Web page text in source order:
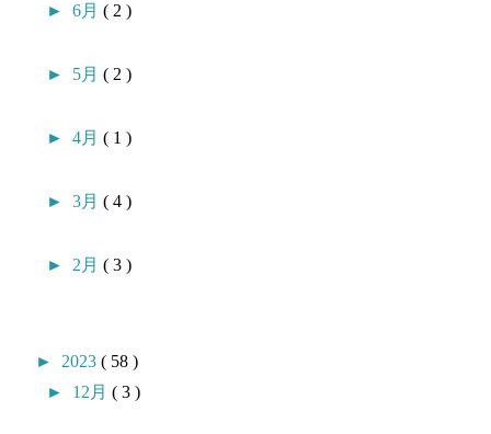
►6月( 2 )
► 5月( 2 )
►4月( 1 )
►3月( 4 )
► 2月( 3 )
► 2023( 58 )
► 12月( 3 )